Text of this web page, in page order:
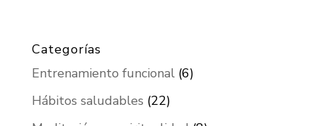
Categorías
Entrenamiento funcional(6)
Hábitos saludables (22)